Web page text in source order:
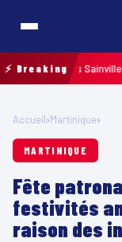
⚡ Breaking
Terres Sainville à
Accueil›Martinique›
MARTINIQUE
Fête
festivités
raison des